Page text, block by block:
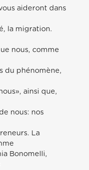
aideront dans
la migration.
nous, comme
du phénomène,
ainsi que,
nous: nos
La
Bonomelli,